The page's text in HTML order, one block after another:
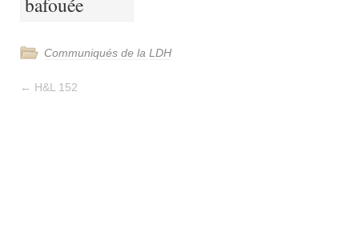
Communiqués de la LDH
← H&L 152